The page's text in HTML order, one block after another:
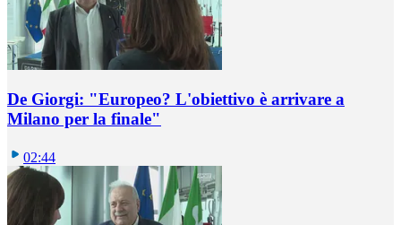
De Giorgi: "Europeo? L'obiettivo è arrivare a
Milano per la finale"
02:44